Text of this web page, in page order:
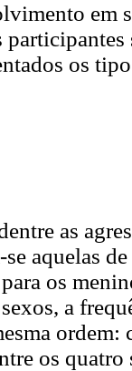
em
os
as
aquelas
os
a
os